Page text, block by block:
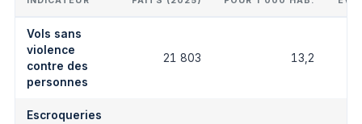
Vols sans
violence
contre des
personnes
21 803 13,2
Escroqueries